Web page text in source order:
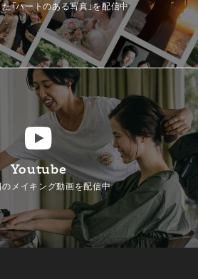
「ハートのある写真」を配信中
Youtube
のメイキング動画を配信中